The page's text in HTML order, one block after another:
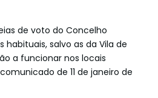
de voto do Concelho
salvo as da Vila de
a funcionar nos locais
de 11 de janeiro de